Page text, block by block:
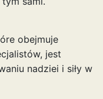
obejmuje
jest
nadziei i siły w